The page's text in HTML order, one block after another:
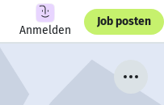
Anmelden
Job posten